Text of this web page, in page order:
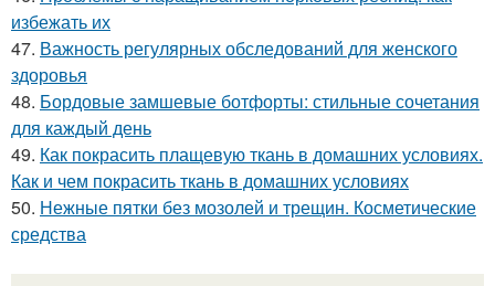
избежать их
47. Важность регулярных обследований для женского
здоровья
48. Бордовые замшевые ботфорты: стильные сочетания
для каждый день
49. Как покрасить плащевую ткань в домашних условиях.
Как и чем покрасить ткань в домашних условиях
50. Нежные пятки без мозолей и трещин. Косметические
средства